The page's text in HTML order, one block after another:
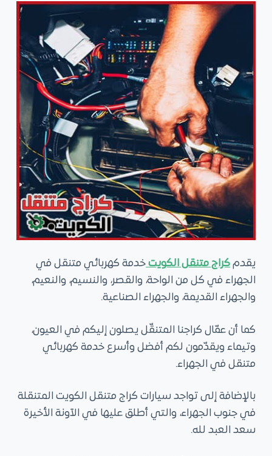
يقدمكراج متنقل الكويت خدمة كهربائي متنقل في
الجهراء في كل من الواحة، والقصر، والنسيم، والنعيم،
والجهراء القديمة، والجهراء الصناعية.
كما أن عمّال كراجنا المتنقّل يصلون إليكم في العيون،
وتيماء ويقدّمون لكم أفضل وأسرع خدمة كهربائي
متنقل في الجهراء.
بالإضافة إلى تواجد سيارات كراج متنقل الكويت المتنقلة
في جنوب الجهراء، والتي أطلق عليها في الآونة الأخيرة
سعد العبد لله.